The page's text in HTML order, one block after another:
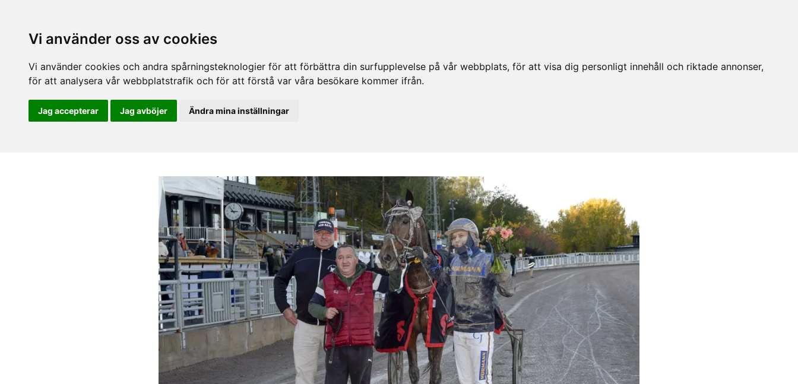
Vi använder oss av cookies
Vi använder cookies och andra spårningsteknologier för att förbättra din surfupplevelse på vår webbplats, för att visa dig personligt innehåll och riktade annonser,
för att analysera vår webbplatstrafik och för att förstå var våra besökare kommer ifrån.
Jag accepterar Jag avböjer Ändra mina inställningar